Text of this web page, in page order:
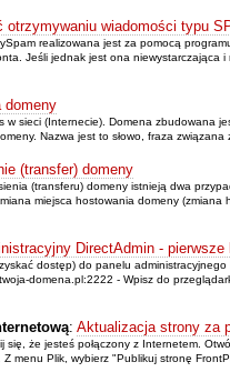
otrzymywaniu wiadomości typu
realizowana jest za pomocą
Jeśli jednak jest ona niewystarczająca i
domeny
w sieci (Internecie). Domena zbudowana
Nazwa jest to słowo, fraza związana z
(transfer) domeny
(transferu) domeny istnieją dwa
miejsca hostowania domeny (zmiana
DirectAdmin - pierwsze
dostęp) do panelu
domena.pl:2222 - Wpisz do
: Aktualizacja strony za
się, że jesteś połączony z Internetem.
menu Plik, wybierz "Publikuj stronę